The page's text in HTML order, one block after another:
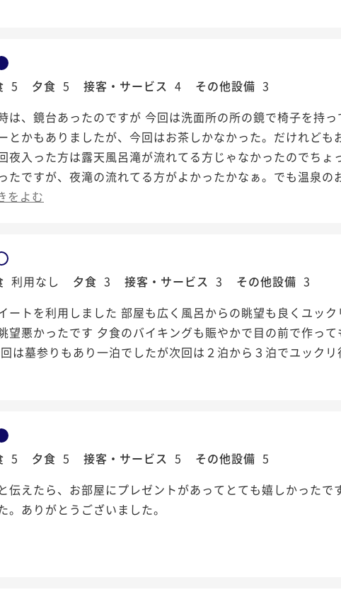
5 夕食 5 接客・サービス 4 その他設備 3
は、鏡台あったのですが 今回は洗面所の所の鏡で椅子を持
とかもありましたが、今回はお茶しかなかった。だけれども
夜入った方は露天風呂滝が流れてる方じゃなかったのでちょ
たですが、夜滝の流れてる方がよかったかなぁ。でも温泉の
をよむ
利用なし 夕食 3 接客・サービス 3 その他設備 3
ートを利用しました 部屋も広く風呂からの眺望も良くユッ
望悪かったです 夕食のバイキングも賑やかで目の前で作っ
は墓参りもあり一泊でしたが次回は２泊から３泊でユック
5 夕食 5 接客・サービス 5 その他設備 5
伝えたら、お部屋にプレゼントがあってとても嬉しかったで
ありがとうございました。